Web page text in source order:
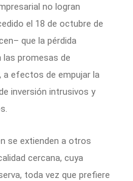
no logran
el 18 de octubre de
que la pérdida
promesas de
a efectos de empujar la
inversión intrusivos y
se extienden a otros
cercana, cuya
toda vez que prefiere